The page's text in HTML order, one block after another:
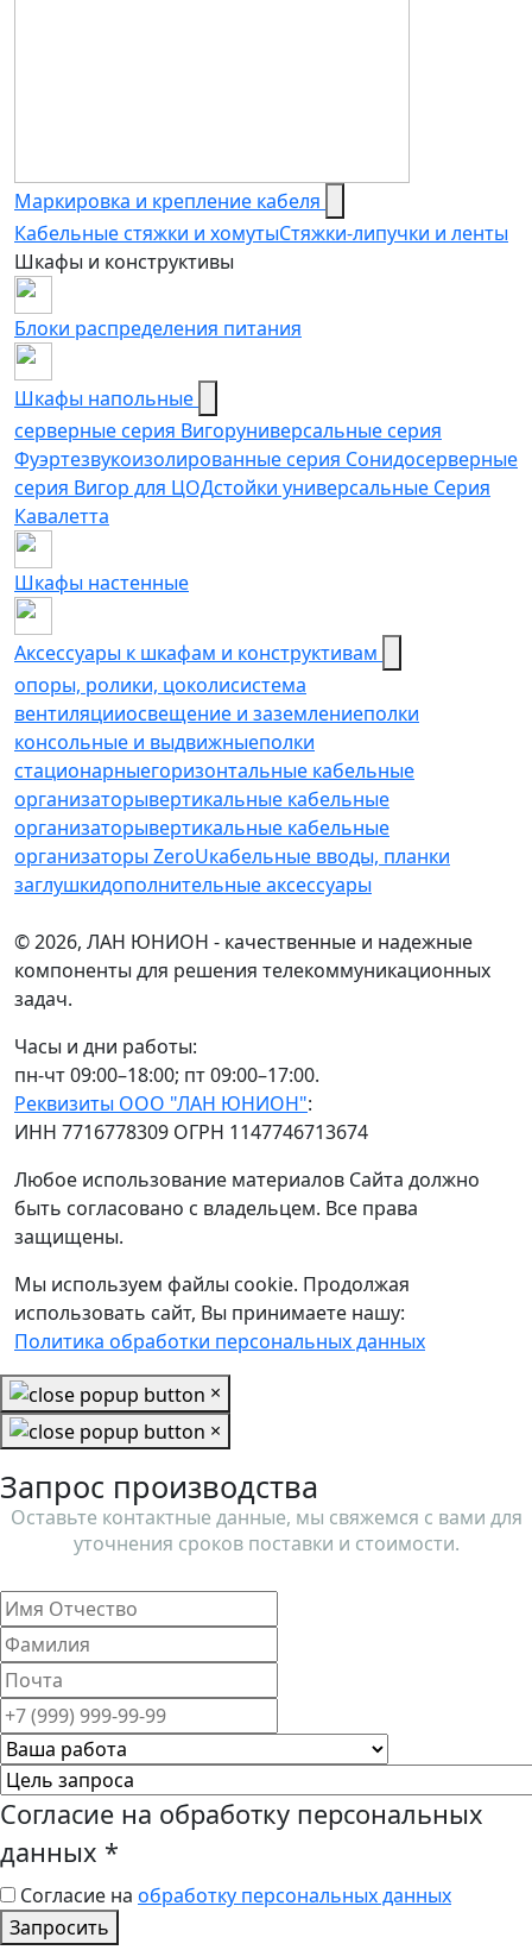
Маркировка и крепление кабеля
Кабельные стяжки и хомутыСтяжки-липучки и ленты
Шкафы и конструктивы
Блоки распределения питания
Шкафы напольные
серверные серия Вигоруниверсальные серия
Фуэртезвукоизолированные серия Сонидосерверные
серия Вигор для ЦОДстойки универсальные Серия
Кавалетта
Шкафы настенные
Аксессуары к шкафам и конструктивам
опоры, ролики, цоколиcистема
вентиляцииосвещение и заземлениеполки
консольные и выдвижныеполки
стационарныегоризонтальные кабельные
организаторывертикальные кабельные
организаторывертикальные кабельные
организаторы ZeroUкабельные вводы, планки
заглушкидополнительные аксессуары
© 2026, ЛАН ЮНИОН - качественные и надежные
компоненты для решения телекоммуникационных
задач.
Часы и дни работы:
пн-чт 09:00–18:00; пт 09:00–17:00.
Реквизиты ООО "ЛАН ЮНИОН":
ИНН 7716778309 ОГРН 1147746713674
Любое использование материалов Сайта должно
быть согласовано с владельцем. Все права
защищены.
Мы используем файлы cookie. Продолжая
использовать сайт, Вы принимаете нашу:
Политика обработки персональных данных
×
×
Запрос производства
Оставьте контактные данные, мы свяжемся с вами для
уточнения сроков поставки и стоимости.
Согласие на обработку персональных
данных *
Согласие на обработку персональных данных
Запросить